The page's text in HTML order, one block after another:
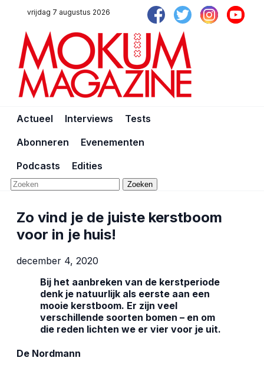
vrijdag 7 augustus 2026
Actueel Interviews
Tests
Abonneren
Evenementen
Podcasts
Edities
Zoeken
Zo vind je de juiste kerstboom
voor in je huis!
december 4, 2020
Bij het aanbreken van de kerstperiode
denk je natuurlijk als eerste aan een
mooie kerstboom. Er zijn veel
verschillende soorten bomen – en om
die reden lichten we er vier voor je uit.
De Nordmann